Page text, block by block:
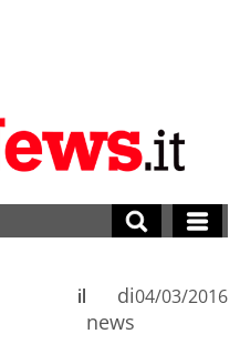
di
news
il 04/03/2016